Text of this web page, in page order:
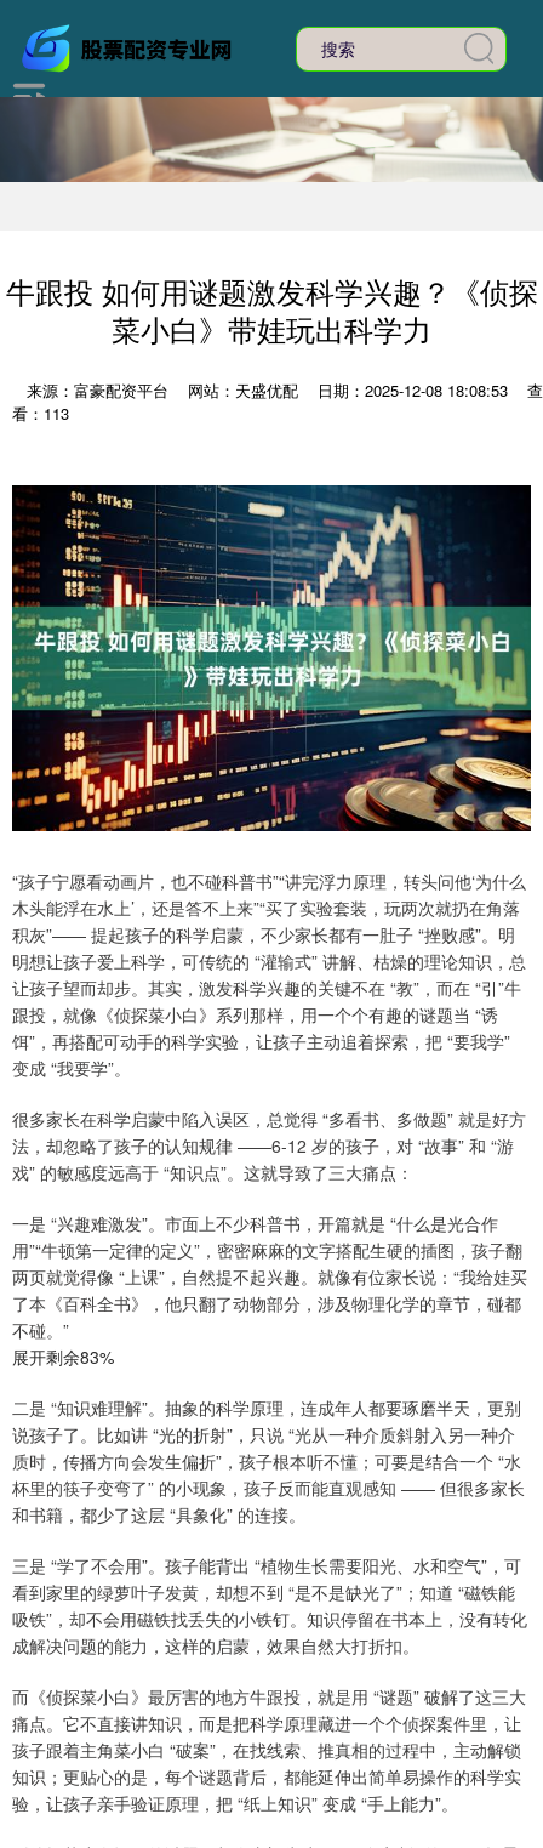
牛跟投 如何用谜题激发科学兴趣？《侦探
菜小白》带娃玩出科学力
来源：富豪配资平台 网站：天盛优配 日期：2025-12-08 18:08:53
查
看：113
“孩子宁愿看动画片，也不碰科普书”“讲完浮力原理，转头问他‘为什么
木头能浮在水上’，还是答不上来”“买了实验套装，玩两次就扔在角落
积灰”—— 提起孩子的科学启蒙，不少家长都有一肚子 “挫败感”。明
明想让孩子爱上科学，可传统的 “灌输式” 讲解、枯燥的理论知识，总
让孩子望而却步。其实，激发科学兴趣的关键不在 “教”，而在 “引”牛
跟投，就像《侦探菜小白》系列那样，用一个个有趣的谜题当 “诱
饵”，再搭配可动手的科学实验，让孩子主动追着探索，把 “要我学”
变成 “我要学”。
很多家长在科学启蒙中陷入误区，总觉得 “多看书、多做题” 就是好方
法，却忽略了孩子的认知规律 ——6-12 岁的孩子，对 “故事” 和 “游
戏” 的敏感度远高于 “知识点”。这就导致了三大痛点：
一是 “兴趣难激发”。市面上不少科普书，开篇就是 “什么是光合作
用”“牛顿第一定律的定义”，密密麻麻的文字搭配生硬的插图，孩子翻
两页就觉得像 “上课”，自然提不起兴趣。就像有位家长说：“我给娃买
了本《百科全书》，他只翻了动物部分，涉及物理化学的章节，碰都
不碰。”
展开剩余83%
二是 “知识难理解”。抽象的科学原理，连成年人都要琢磨半天，更别
说孩子了。比如讲 “光的折射”，只说 “光从一种介质斜射入另一种介
质时，传播方向会发生偏折”，孩子根本听不懂；可要是结合一个 “水
杯里的筷子变弯了” 的小现象，孩子反而能直观感知 —— 但很多家长
和书籍，都少了这层 “具象化” 的连接。
三是 “学了不会用”。孩子能背出 “植物生长需要阳光、水和空气”，可
看到家里的绿萝叶子发黄，却想不到 “是不是缺光了”；知道 “磁铁能
吸铁”，却不会用磁铁找丢失的小铁钉。知识停留在书本上，没有转化
成解决问题的能力，这样的启蒙，效果自然大打折扣。
而《侦探菜小白》最厉害的地方牛跟投，就是用 “谜题” 破解了这三大
痛点。它不直接讲知识，而是把科学原理藏进一个个侦探案件里，让
孩子跟着主角菜小白 “破案”，在找线索、推真相的过程中，主动解锁
知识；更贴心的是，每个谜题背后，都能延伸出简单易操作的科学实
验，让孩子亲手验证原理，把 “纸上知识” 变成 “手上能力”。